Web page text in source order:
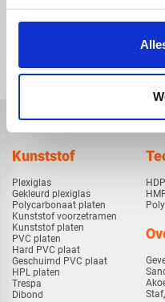
Klanten geven Vos
Kunststof
Plexiglas
Gekleurd plexiglas
Polycarbonaat platen
Kunststof voorzetramen
Kunststof platen
PVC platen
Hard PVC plaat
Geschuimd PVC plaat
HPL platen
Trespa
Dibond